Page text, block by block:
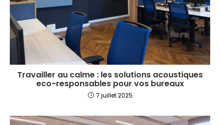
Travailler au calme : les solutions acoustiques
eco-responsables pour vos bureaux
7 juillet 2025